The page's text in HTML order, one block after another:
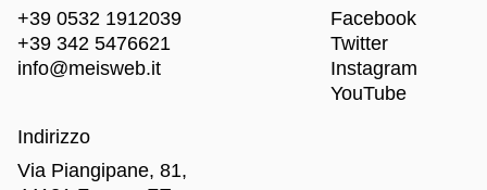
+39 0532 1912039
+39 342 5476621
info@meisweb.it
Indirizzo
Via Piangipane, 81,
Facebook
Twitter
Instagram
YouTube